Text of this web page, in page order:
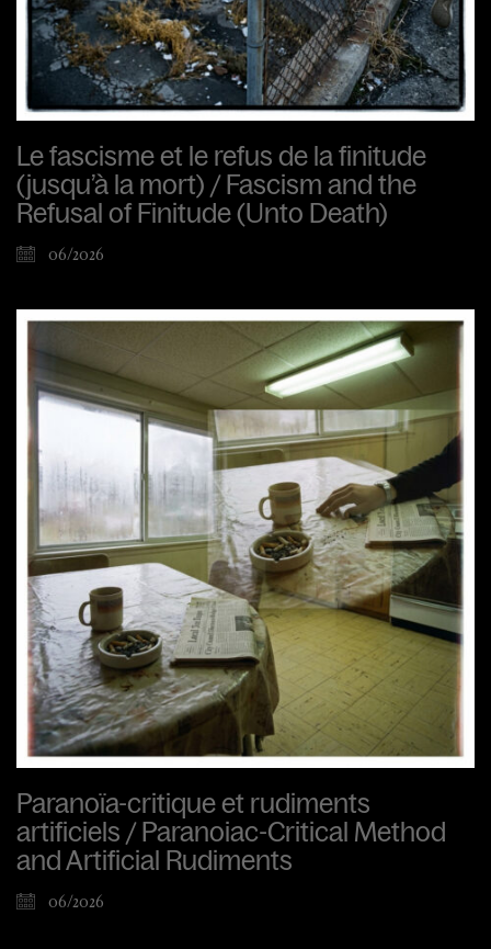
Le fascisme et le refus de la finitude
(jusqu’à la mort) / Fascism and the
Refusal of Finitude (Unto Death)
06/2026
Paranoïa-critique et rudiments
artificiels / Paranoiac-Critical Method
and Artificial Rudiments
06/2026